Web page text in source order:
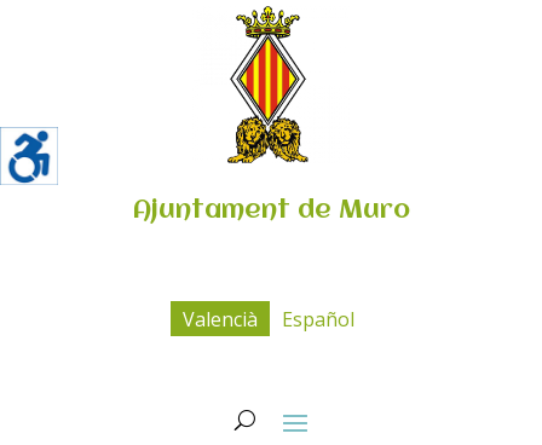
Ajuntament de Muro
Valencià Español